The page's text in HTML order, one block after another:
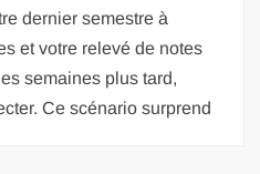
dernier semestre à
et votre relevé de notes
semaines plus tard,
Ce scénario surprend